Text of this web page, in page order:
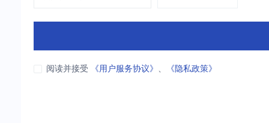
阅读并接受 《用户服务协议》 、 《隐私政策》